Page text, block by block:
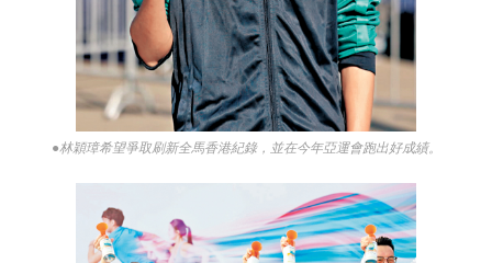
●林穎璋希望爭取刷新全馬香港紀錄，並在今年亞運會跑出好成績。